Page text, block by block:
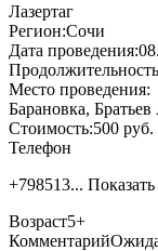
Лазертаг
Регион:Сочи
Дата проведения:
Место проведения:
Барановка,
Стоимость:500 руб.
Телефон
+798513... Показать
Возраст5+
Комментарий